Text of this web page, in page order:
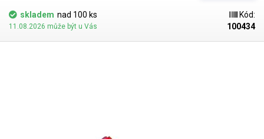
skladem nad 100 ks
11.08.2026 může být u Vás
Kód:
100434